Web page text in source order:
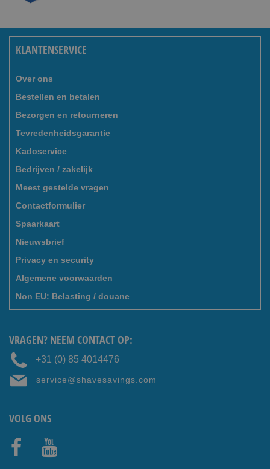
KLANTENSERVICE
Over ons
Bestellen en betalen
Bezorgen en retourneren
Tevredenheidsgarantie
Kadoservice
Bedrijven / zakelijk
Meest gestelde vragen
Contactformulier
Spaarkaart
Nieuwsbrief
Privacy en security
Algemene voorwaarden
Non EU: Belasting / douane
VRAGEN? NEEM CONTACT OP:
+31 (0) 85 4014476
service@shavesavings.com
VOLG ONS